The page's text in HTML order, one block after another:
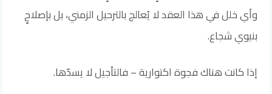
وأي خلل في هذا العقد لا يُعالج بالترحيل الزمني، بل بإصلاحٍ
بنيوي شجاع.
إذا كانت هناك فجوة اكتوارية – فالتأجيل لا يسدّها.